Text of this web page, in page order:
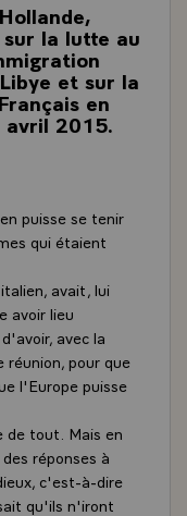
la lutte au
et sur la
en
avril 2015.
puisse se tenir
qui étaient
avait, lui
avoir lieu
avec la
réunion, pour que
l'Europe puisse
de tout. Mais en
réponses à
c'est-à-dire
qu'ils n'iront